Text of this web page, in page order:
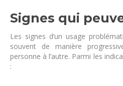
Signes qui
Les signes d’un usage
souvent de manière
personne à l’autre. Parmi les
: